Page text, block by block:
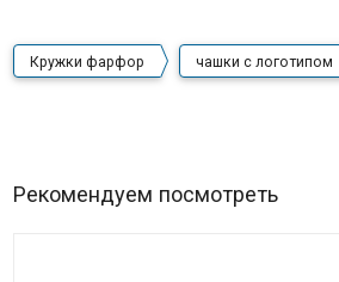
Кружки фарфор чашки с логотипом
Рекомендуем посмотреть